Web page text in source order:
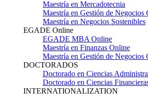
Maestría en Mercadotecnia
Maestría en Gestión de Negocios
Maestría en Negocios Sostenibles
EGADE Online
EGADE MBA Online
Maestría en Finanzas Online
Maestría en Gestión de Negocios
DOCTORADOS
Doctorado en Ciencias
Doctorado en Ciencias
INTERNATIONALIZATION